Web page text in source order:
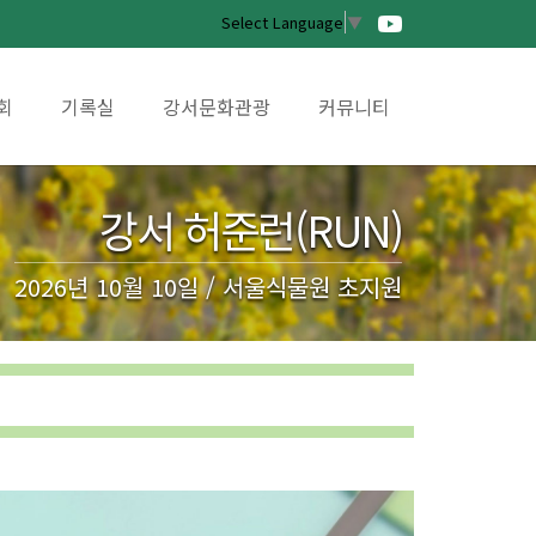
Select Language ▼
기록실 강서문화관광 커뮤니티
강서 허준런(RUN)
2026년 10월 10일 / 서울식물원 초지원